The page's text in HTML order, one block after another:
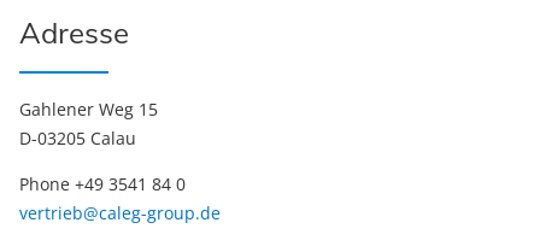
Adresse
Gahlener Weg 15
D-03205 Calau
Phone +49 3541 84 0
vertrieb@caleg-group.de